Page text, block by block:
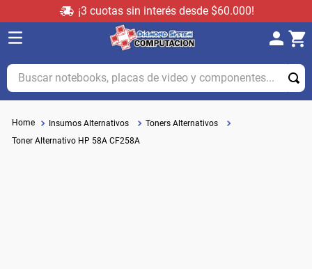
¡3 cuotas sin interés desde $60.000!
Buscar notebooks, placas de video y componentes...
Insumos Alternativos
Toners Alternativos
Toner Alternativo HP 58A CF258A